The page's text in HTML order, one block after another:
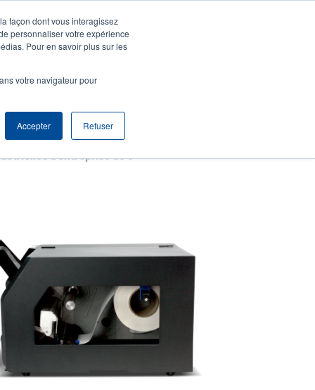
façon dont vous interagissez
personnaliser votre expérience
Pour en savoir plus sur les
votre navigateur pour
Accepter Refuser
User
S'identifier S'enregistrer
Imprimantes ODV-2D industrielles d'entreprise de 6 pouces de la série T8000